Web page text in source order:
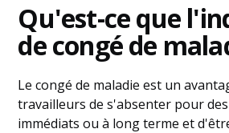
Qu'est-ce que
de congé de
Le congé de maladie est un
travailleurs de s'absenter pour
immédiats ou à long terme et